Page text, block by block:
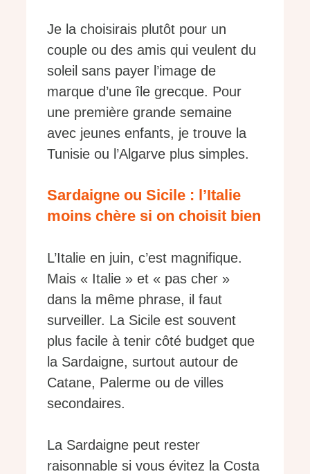
Je la choisirais plutôt pour un
couple ou des amis qui veulent du
soleil sans payer l’image de
marque d’une île grecque. Pour
une première grande semaine
avec jeunes enfants, je trouve la
Tunisie ou l’Algarve plus simples.
Sardaigne ou Sicile : l’Italie
moins chère si on choisit bien
L’Italie en juin, c’est magnifique.
Mais « Italie » et « pas cher »
dans la même phrase, il faut
surveiller. La Sicile est souvent
plus facile à tenir côté budget que
la Sardaigne, surtout autour de
Catane, Palerme ou de villes
secondaires.
La Sardaigne peut rester
raisonnable si vous évitez la Costa